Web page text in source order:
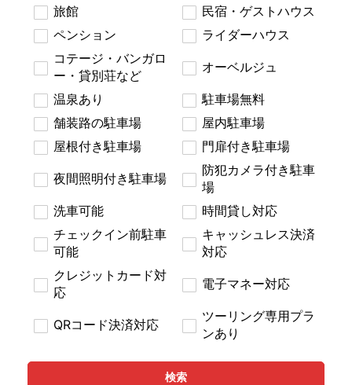
旅館
民宿・ゲストハウス
ペンション
ライダーハウス
コテージ・バンガロ
ー・貸別荘など
オーベルジュ
温泉あり
駐車場無料
舗装路の駐車場
屋内駐車場
屋根付き駐車場
門扉付き駐車場
夜間照明付き駐車場
防犯カメラ付き駐車
場
洗車可能
時間貸し対応
チェックイン前駐車
可能
キャッシュレス決済
対応
クレジットカード対
応
電子マネー対応
QRコード決済対応
ツーリング専用プラ
ンあり
検索